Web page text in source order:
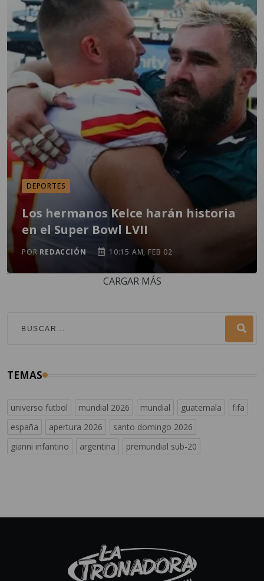
DEPORTES
Los hermanos Kelce harán historia
en el Super Bowl LVII
POR REDACCIÓN 10:15 AM, FEB 02
CARGAR MÁS
TEMAS
universo futbol mundial 2026 mundial guatemala
fifa
españa
apertura 2026
santo domingo 2026
gianni infantino
argentina premundial sub-20